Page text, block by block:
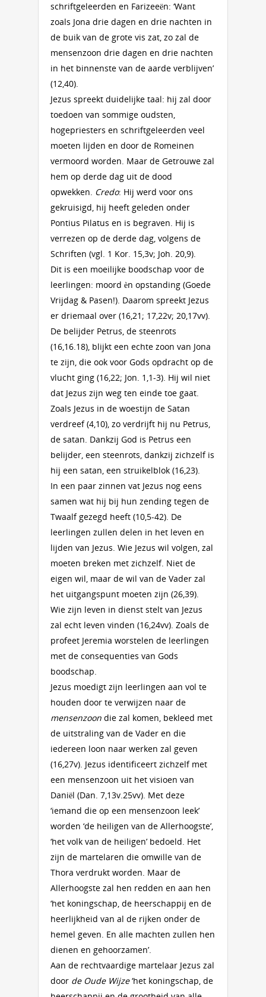
schriftgeleerden en Farizeeën: ‘Want
zoals Jona drie dagen en drie nachten in
de buik van de grote vis zat, zo zal de
mensenzoon drie dagen en drie nachten
in het binnenste van de aarde verblijven’
(12,40).
Jezus spreekt duidelijke taal: hij zal door
toedoen van sommige oudsten,
hogepriesters en schriftgeleerden veel
moeten lijden en door de Romeinen
vermoord worden. Maar de Getrouwe zal
hem op derde dag uit de dood
opwekken. Credo: Hij werd voor ons
gekruisigd, hij heeft geleden onder
Pontius Pilatus en is begraven. Hij is
verrezen op de derde dag, volgens de
Schriften (vgl. 1 Kor. 15,3v; Joh. 20,9).
Dit is een moeilijke boodschap voor de
leerlingen: moord èn opstanding (Goede
Vrijdag & Pasen!). Daarom spreekt Jezus
er driemaal over (16,21; 17,22v; 20,17vv).
De belijder Petrus, de steenrots
(16,16.18), blijkt een echte zoon van Jona
te zijn, die ook voor Gods opdracht op de
vlucht ging (16,22; Jon. 1,1-3). Hij wil niet
dat Jezus zijn weg ten einde toe gaat.
Zoals Jezus in de woestijn de Satan
verdreef (4,10), zo verdrijft hij nu Petrus,
de satan. Dankzij God is Petrus een
belijder, een steenrots, dankzij zichzelf is
hij een satan, een struikelblok (16,23).
In een paar zinnen vat Jezus nog eens
samen wat hij bij hun zending tegen de
Twaalf gezegd heeft (10,5-42). De
leerlingen zullen delen in het leven en
lijden van Jezus. Wie Jezus wil volgen, zal
moeten breken met zichzelf. Niet de
eigen wil, maar de wil van de Vader zal
het uitgangspunt moeten zijn (26,39).
Wie zijn leven in dienst stelt van Jezus
zal echt leven vinden (16,24vv). Zoals de
profeet Jeremia worstelen de leerlingen
met de consequenties van Gods
boodschap.
Jezus moedigt zijn leerlingen aan vol te
houden door te verwijzen naar de
mensenzoon die zal komen, bekleed met
de uitstraling van de Vader en die
iedereen loon naar werken zal geven
(16,27v). Jezus identificeert zichzelf met
een mensenzoon uit het visioen van
Daniël (Dan. 7,13v.25vv). Met deze
‘iemand die op een mensenzoon leek’
worden ‘de heiligen van de Allerhoogste’,
‘het volk van de heiligen’ bedoeld. Het
zijn de martelaren die omwille van de
Thora verdrukt worden. Maar de
Allerhoogste zal hen redden en aan hen
‘het koningschap, de heerschappij en de
heerlijkheid van al de rijken onder de
hemel geven. En alle machten zullen hen
dienen en gehoorzamen’.
Aan de rechtvaardige martelaar Jezus zal
door de Oude Wijze‘het koningschap, de